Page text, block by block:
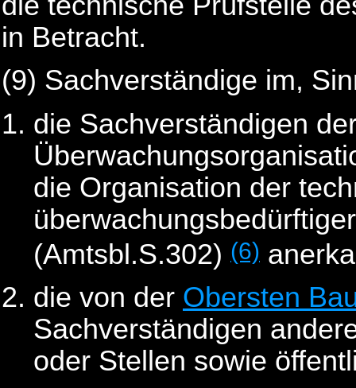
in Betracht.
(9) Sachverständige im,
die Sachverständigen
die Organisation der
(Amtsbl.S.302) (6)
die von der Obersten
Sachverständigen
oder Stellen sowie